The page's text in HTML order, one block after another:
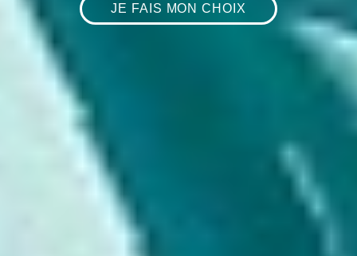
JE FAIS MON CHOIX